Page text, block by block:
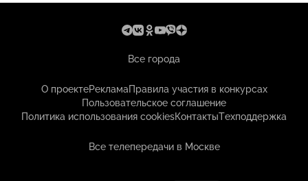
Все города
О проектеРекламаПравила участия в конкурсах
Пользовательское соглашение
Политика использования cookiesКонтактыТехподдержка
Все телепередачи в Москве